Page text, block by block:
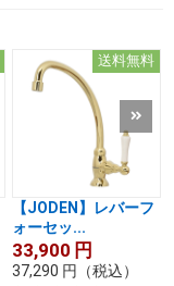
送料無料
【JODEN】レバーフ
ォーセッ...
33,900 円
37,290 円 （税込）